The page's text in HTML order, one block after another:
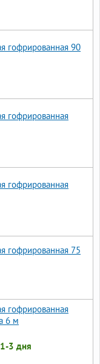
гофрированная 90
гофрированная
гофрированная
гофрированная 75
гофрированная
6 м
1-3 дня